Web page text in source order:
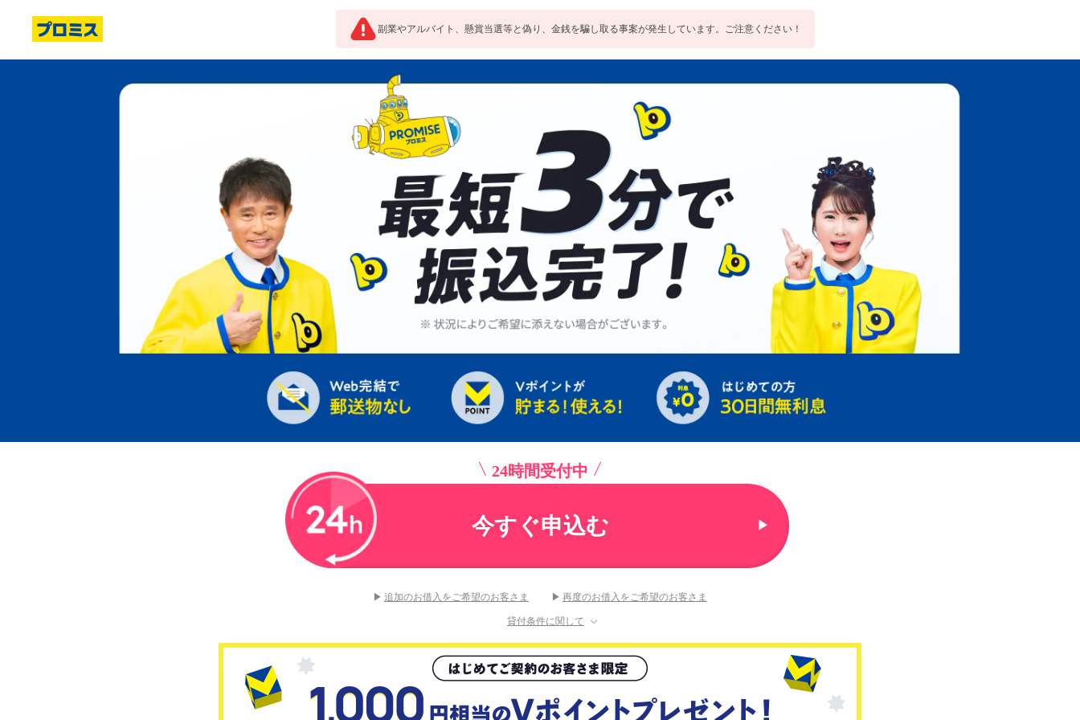
副業やアルバイト、懸賞当選等と偽り、金銭を騙し取る事案が発生しています。ご注意ください！
24時間受付中
今すぐ申込む
追加のお借入をご希望のお客さま 再度のお借入をご希望のお客さま
貸付条件に関して